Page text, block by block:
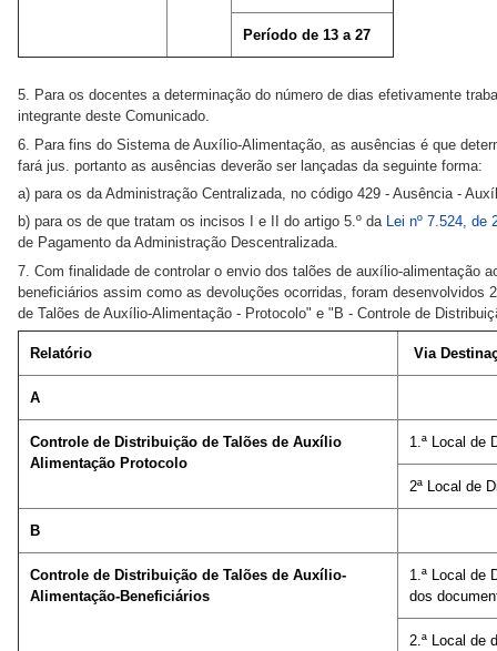
Período de 13 a 27
5. Para os docentes a determinação do número de dias efetivamente
integrante deste Comunicado.
6. Para fins do Sistema de Auxílio-Alimentação, as ausências é que
fará jus. portanto as ausências deverão ser lançadas da seguinte forma:
a) para os da Administração Centralizada, no código 429 - Ausência -
b) para os de que tratam os incisos I e II do artigo 5.º da Lei nº 7.524, de
de Pagamento da Administração Descentralizada.
7. Com finalidade de controlar o envio dos talões de auxílio-alimentação
beneficiários assim como as devoluções ocorridas, foram
de Talões de Auxílio-Alimentação - Protocolo" e "B - Controle de
Relatório Via
A
Controle de Distribuição de Talões de Auxílio
Alimentação Protocolo
1.ª Local de
2ª Local de
B
Controle de Distribuição de Talões de Auxílio-
Alimentação-Beneficiários
1.ª Local de
dos
2.ª Local de